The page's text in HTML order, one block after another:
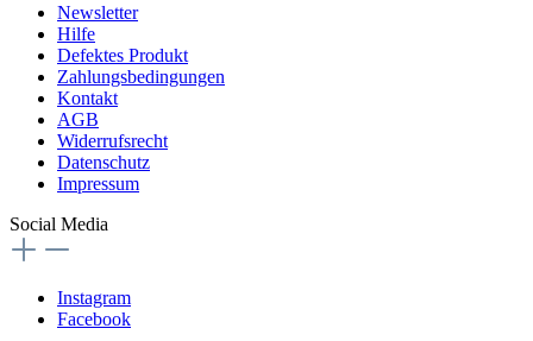
Newsletter
Hilfe
Defektes Produkt
Zahlungsbedingungen
Kontakt
AGB
Widerrufsrecht
Datenschutz
Impressum
Social Media
Instagram
Facebook